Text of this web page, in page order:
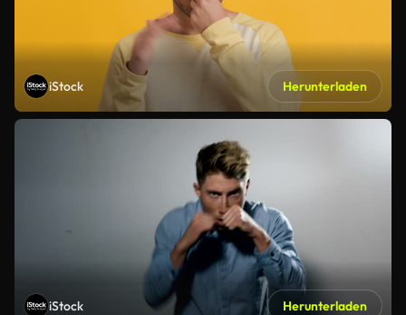
iStock Herunterladen
iStock Herunterladen